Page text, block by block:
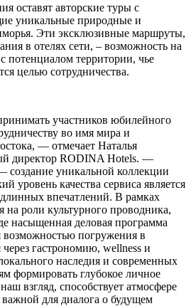
оставят авторские туры с
уникальные природные и
Эти эксклюзивные маршруты,
в отелях сети, – возможность на
потенциалом территории, чье
целью сотрудничества.
участников юбилейного
во имя мира и
— отмечает Наталья
директор RODINA Hotels. —
уникальной коллекции
уровень качества сервиса является
впечатлений. В рамках
роли культурного проводника,
насыщенная деловая программа
возможностью погружения в
гастрономию, wellness и
наследия и современных
формировать глубокое личное
взгляд, способствует атмосфере
для диалога о будущем